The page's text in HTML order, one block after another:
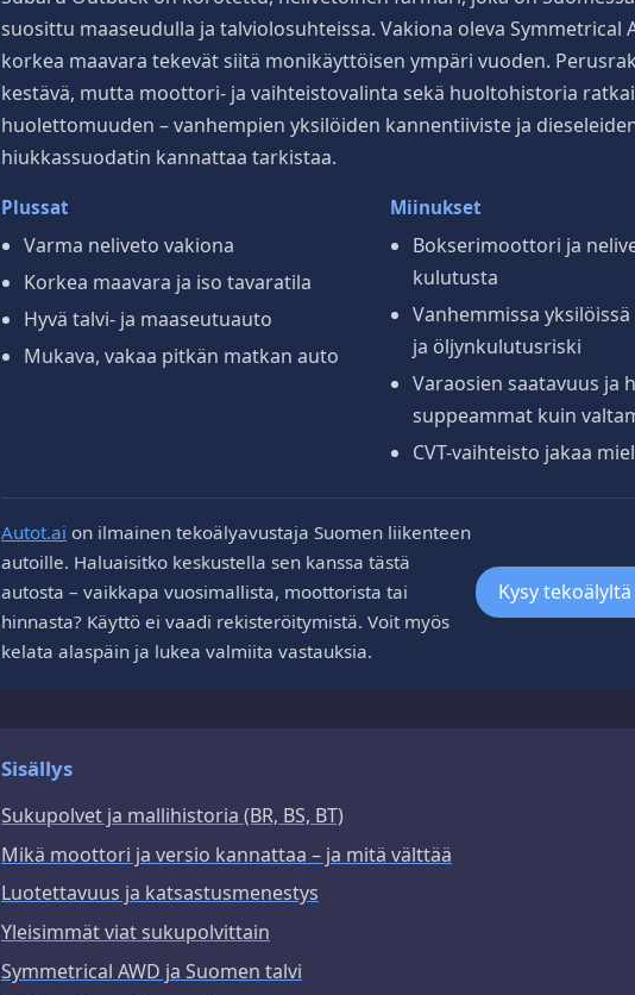
suosittu maaseudulla ja talviolosuhteissa. Vakiona oleva Symmetrical
korkea maavara tekevät siitä monikäyttöisen ympäri vuoden.
kestävä, mutta moottori- ja vaihteistovalinta sekä huoltohistoria
huolettomuuden – vanhempien yksilöiden kannentiiviste ja
hiukkassuodatin kannattaa tarkistaa.
Plussat
Varma neliveto vakiona
Korkea maavara ja iso tavaratila
Hyvä talvi- ja maaseutuauto
Mukava, vakaa pitkän matkan auto
Miinukset
Bokserimoottori ja
kulutusta
Vanhemmissa
ja öljynkulutusriski
Varaosien saatavuus ja
suppeammat kuin
CVT-vaihteisto jakaa
Autot.ai on ilmainen tekoälyavustaja Suomen liikenteen
autoille. Haluaisitko keskustella sen kanssa tästä
autosta – vaikkapa vuosimallista, moottorista tai
hinnasta? Käyttö ei vaadi rekisteröitymistä. Voit myös
kelata alaspäin ja lukea valmiita vastauksia.
Kysy
Sisällys
Sukupolvet ja mallihistoria (BR, BS, BT)
Mikä moottori ja versio kannattaa – ja mitä välttää
Luotettavuus ja katsastusmenestys
Yleisimmät viat sukupolvittain
Symmetrical AWD ja Suomen talvi